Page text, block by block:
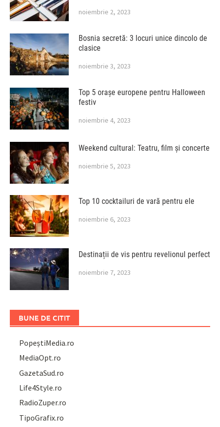
noiembrie 2, 2023
Bosnia secretă: 3 locuri unice dincolo de
clasice
noiembrie 3, 2023
Top 5 orașe europene pentru Halloween
festiv
noiembrie 4, 2023
Weekend cultural: Teatru, film și concerte
noiembrie 5, 2023
Top 10 cocktailuri de vară pentru ele
noiembrie 6, 2023
Destinații de vis pentru revelionul perfect
noiembrie 7, 2023
BUNE DE CITIT
PopeștiMedia.ro
MediaOpt.ro
GazetaSud.ro
Life4Style.ro
RadioZuper.ro
TipoGrafix.ro